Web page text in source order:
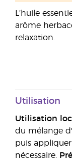
L’huile
arôme
relaxation.
Utilisation
Utilisation
du mélange
puis
nécessaire.